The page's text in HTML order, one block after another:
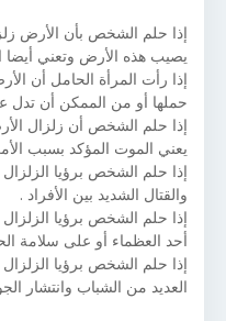
إذا حلم الشخص بأن الأرض
يصيب هذه الأرض وتعني أيضا
إذا رأت المرأة الحامل أن
حملها أو من الممكن أن تدل
إذا حلم الشخص أن زلزال
يعني الموت المؤكد بسبب
إذا حلم الشخص برؤيا
والقتال الشديد بين الأفراد .
إذا حلم الشخص برؤيا
أحد العظماء أو على سلامة
إذا حلم الشخص برؤيا
العديد من الشباب وانتشار